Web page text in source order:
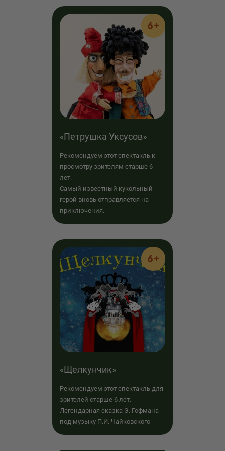
6+
«Петрушка Уксусов»
Рекомендуем этот спектакль к
просмотру зрителям старше 6
лет.
Самый известный кукольный
герой вновь отправляется на
приключения.
6+
«Щелкунчик»
Рекомендуем этот спектакль для
зрителей старше 6 лет.
Легендарная сказка Э. Гофмана
под музыку П.И. Чайковского